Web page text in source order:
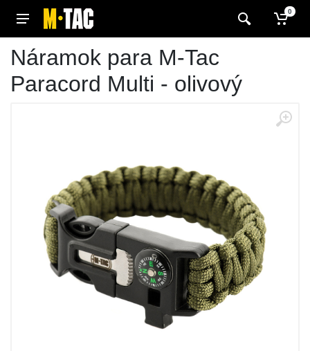
0
Náramok para M-Tac
Paracord Multi - olivový